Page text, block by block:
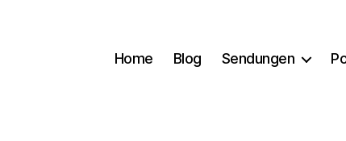
Home Blog Sendungen